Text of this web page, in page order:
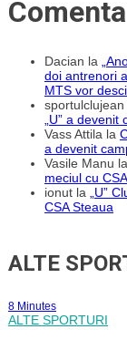
Dacian la
doi antrenori
MTS vor
sportulclujean
„U” a
Vass Attila la
a devenit
Vasile Manu la
meciul cu
ionut la
„U”
CSA Steaua
ALTE
8 Minutes
ALTE SPORTURI